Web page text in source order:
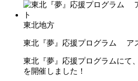
東北地方
東北『夢』応援プログラム ア
東北『夢』応援プログラムにて
を開催しました！